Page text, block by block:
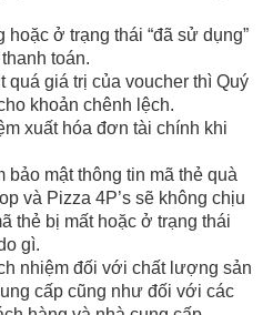
hoặc ở trạng thái “đã sử dụng”
toán.
quá giá trị của voucher thì Quý
khoản chênh lệch.
xuất hóa đơn tài chính khi
bảo mật thông tin mã thẻ quà
và Pizza 4P’s sẽ không chịu
thẻ bị mất hoặc ở trạng thái
gì.
nhiệm đối với chất lượng sản
cấp cũng như đối với các